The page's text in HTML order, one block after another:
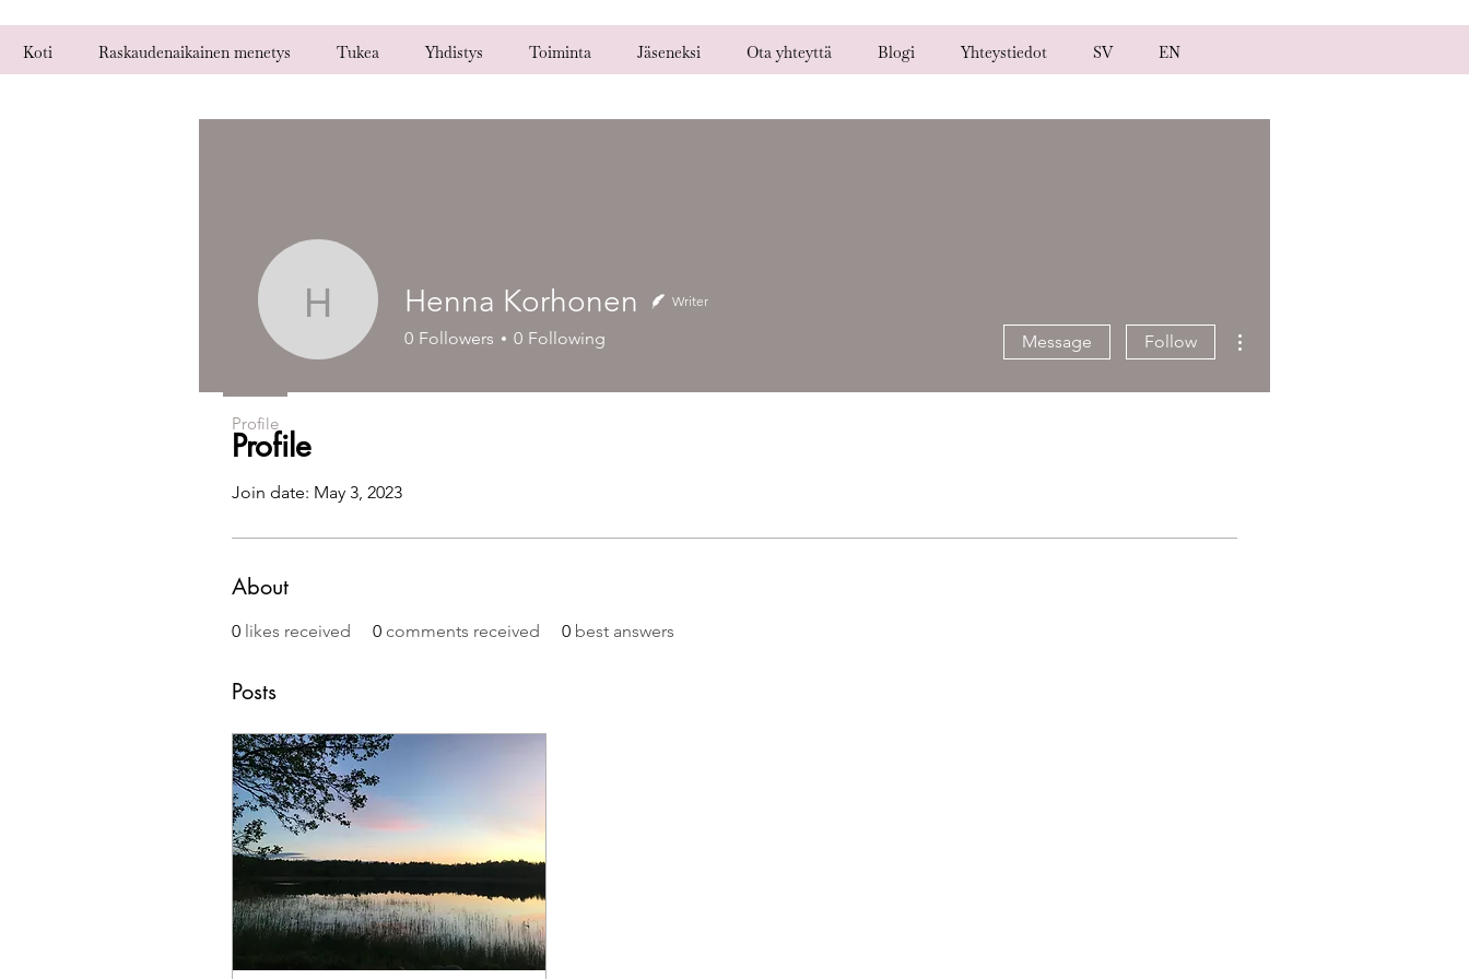
Koti Raskaudenaikainen menetys Tukea Yhdistys Toiminta Jäseneksi Ota yhteyttä Blogi Yhteystiedot SV EN
Profile
Join date: May 3, 2023
About
0 likes received 0 comments received 0 best answers
Posts
Henna Korhonen
Henna Korhonen Writer
0 Followers 0 Following Message Follow
Profile